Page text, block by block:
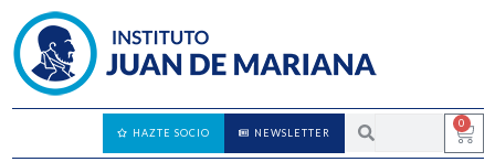
0
NEWSLETTER
HAZTE SOCIO